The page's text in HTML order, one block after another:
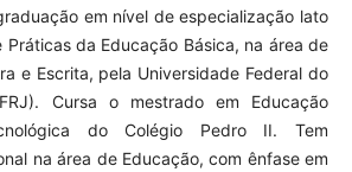
em nível de especialização lato
Práticas da Educação Básica, na área de
e Escrita, pela Universidade Federal do
Cursa o mestrado em Educação
do Colégio Pedro II. Tem
na área de Educação, com ênfase em